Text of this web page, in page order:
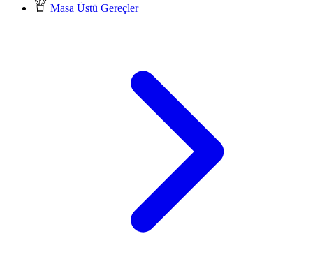
Masa Üstü Gereçler